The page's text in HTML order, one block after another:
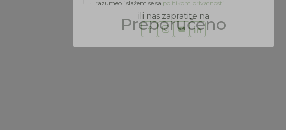
Preporučeno
Prijavi se